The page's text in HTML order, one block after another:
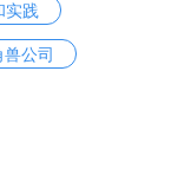
实践
公司